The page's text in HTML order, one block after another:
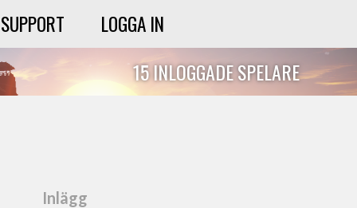
SUPPORT LOGGA IN
15 INLOGGADE SPELARE
Inlägg